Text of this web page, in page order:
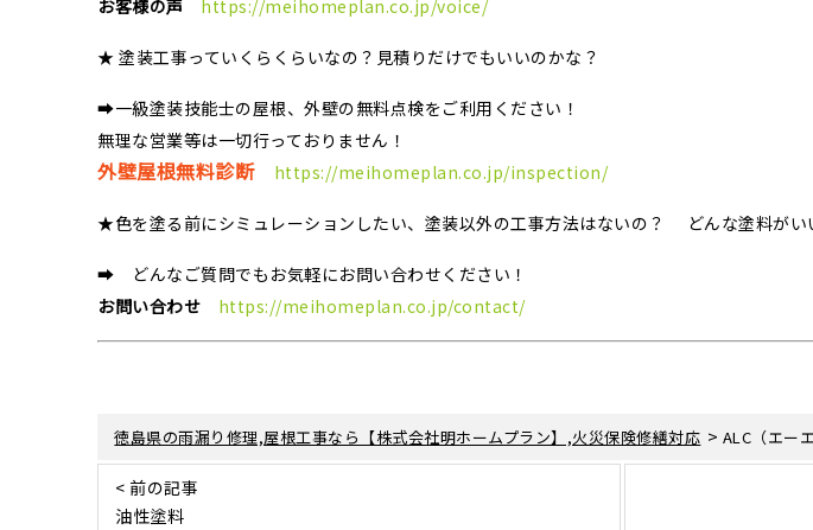
お客様の声 https://meihomeplan.co.jp/voice/
★ 塗装工事っていくらくらいなの？見積りだけでもいいのかな？
➡一級塗装技能士の屋根、外壁の無料点検をご利用ください！
無理な営業等は一切行っておりません！
外壁屋根無料診断 https://meihomeplan.co.jp/inspection/
★色を塗る前にシミュレーションしたい、塗装以外の工事方法はないの？ どんな塗料が
➡ どんなご質問でもお気軽にお問い合わせください！
お問い合わせ
https://meihomeplan.co.jp/contact/
徳島県の雨漏り修理,屋根工事なら【株式会社明ホームプラン】,火災保険修繕対応 > ALC（エー
< 前の記事
油性塗料